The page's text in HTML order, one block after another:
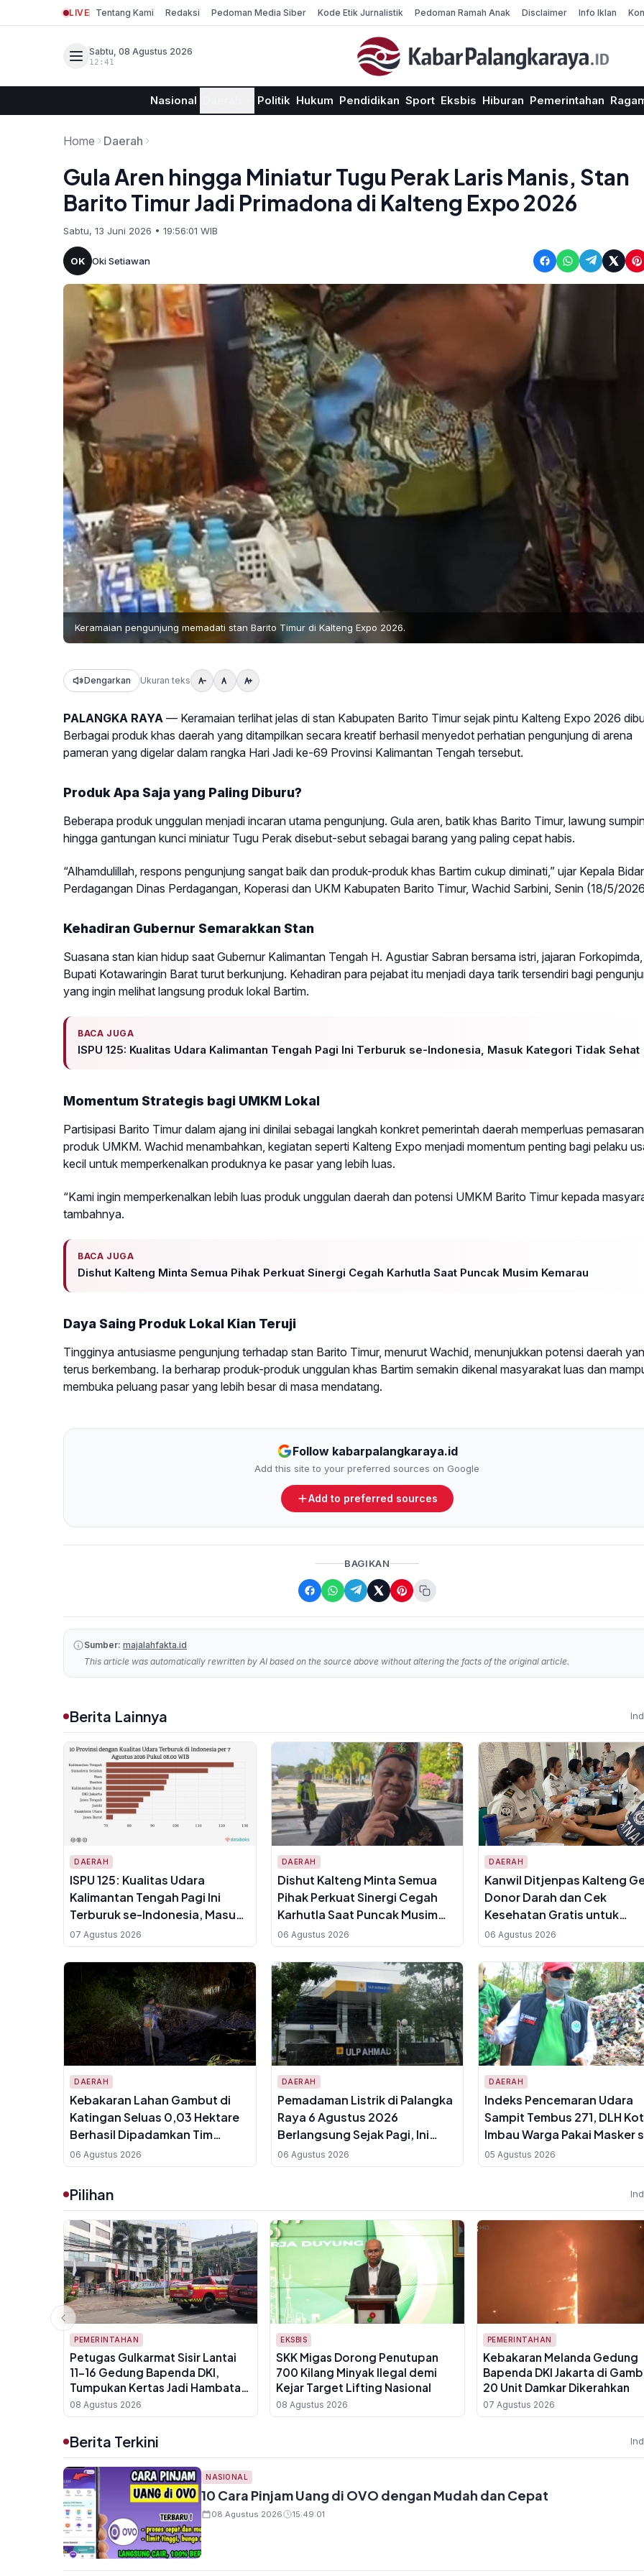
LIVE Tentang Kami Redaksi Pedoman Media Siber Kode Etik Jurnalistik Pedoman Ramah Anak Disclaimer Info Iklan
Sabtu, 08 Agustus 2026
12:41
Nasional Politik Hukum Pendidikan Sport Eksbis Hiburan Pemerintahan
Home Daerah
Gula Aren hingga Miniatur Tugu Perak Laris Manis, Stan
Barito Timur Jadi Primadona di Kalteng Expo 2026
Sabtu, 13 Juni 2026 • 19:56:01 WIB
OK Oki Setiawan
Keramaian pengunjung memadati stan Barito Timur di Kalteng Expo 2026.
Dengarkan Ukuran teks
PALANGKA RAYA — Keramaian terlihat jelas di stan Kabupaten Barito Timur sejak pintu Kalteng Expo 2026
Berbagai produk khas daerah yang ditampilkan secara kreatif berhasil menyedot perhatian pengunjung di arena
pameran yang digelar dalam rangka Hari Jadi ke-69 Provinsi Kalimantan Tengah tersebut.
Produk Apa Saja yang Paling Diburu?
Beberapa produk unggulan menjadi incaran utama pengunjung. Gula aren, batik khas Barito Timur, lawung
hingga gantungan kunci miniatur Tugu Perak disebut-sebut sebagai barang yang paling cepat habis.
“Alhamdulillah, respons pengunjung sangat baik dan produk-produk khas Bartim cukup diminati,” ujar Kepala
Perdagangan Dinas Perdagangan, Koperasi dan UKM Kabupaten Barito Timur, Wachid Sarbini, Senin (18/5/
Kehadiran Gubernur Semarakkan Stan
Suasana stan kian hidup saat Gubernur Kalimantan Tengah H. Agustiar Sabran bersama istri, jajaran
Bupati Kotawaringin Barat turut berkunjung. Kehadiran para pejabat itu menjadi daya tarik tersendiri bagi
yang ingin melihat langsung produk lokal Bartim.
BACA JUGA
ISPU 125: Kualitas Udara Kalimantan Tengah Pagi Ini Terburuk se-Indonesia, Masuk Kategori Tidak Sehat
Momentum Strategis bagi UMKM Lokal
Partisipasi Barito Timur dalam ajang ini dinilai sebagai langkah konkret pemerintah daerah memperluas pemasaran
produk UMKM. Wachid menambahkan, kegiatan seperti Kalteng Expo menjadi momentum penting bagi pelaku
kecil untuk memperkenalkan produknya ke pasar yang lebih luas.
“Kami ingin memperkenalkan lebih luas produk unggulan daerah dan potensi UMKM Barito Timur kepada
tambahnya.
BACA JUGA
Dishut Kalteng Minta Semua Pihak Perkuat Sinergi Cegah Karhutla Saat Puncak Musim Kemarau
Daya Saing Produk Lokal Kian Teruji
Tingginya antusiasme pengunjung terhadap stan Barito Timur, menurut Wachid, menunjukkan potensi daerah
terus berkembang. Ia berharap produk-produk unggulan khas Bartim semakin dikenal masyarakat luas dan
membuka peluang pasar yang lebih besar di masa mendatang.
Follow kabarpalangkaraya.id
Add this site to your preferred sources on Google
Add to preferred sources
BAGIKAN
Sumber: majalahfakta.id
This article was automatically rewritten by AI based on the source above without altering the facts of the original article.
Berita Lainnya
DAERAH
ISPU 125: Kualitas Udara
Kalimantan Tengah Pagi Ini
Terburuk se-Indonesia, Masuk
Kategori Tidak Sehat
07 Agustus 2026
DAERAH
Dishut Kalteng Minta Semua
Pihak Perkuat Sinergi Cegah
Karhutla Saat Puncak Musim
Kemarau
06 Agustus 2026
DAERAH
Kanwil Ditjenpas Kalteng
Donor Darah dan Cek
Kesehatan Gratis untuk
Pegawai, Targetkan 81
Darah
06 Agustus 2026
DAERAH
Kebakaran Lahan Gambut di
Katingan Seluas 0,03 Hektare
Berhasil Dipadamkan Tim
Gabungan Dalkarhutla Kalteng
06 Agustus 2026
DAERAH
Pemadaman Listrik di Palangka
Raya 6 Agustus 2026
Berlangsung Sejak Pagi, Ini
Daftar Wilayah Terdampak
06 Agustus 2026
DAERAH
Indeks Pencemaran Udara
Sampit Tembus 271, DLH
Imbau Warga Pakai Masker
Beraktivitas
05 Agustus 2026
Pilihan
PEMERINTAHAN
Petugas Gulkarmat Sisir Lantai
11-16 Gedung Bapenda DKI,
Tumpukan Kertas Jadi Hambatan
Pemadaman
08 Agustus 2026
EKSBIS
SKK Migas Dorong Penutupan
700 Kilang Minyak Ilegal demi
Kejar Target Lifting Nasional
08 Agustus 2026
PEMERINTAHAN
Kebakaran Melanda Gedung
Bapenda DKI Jakarta di
20 Unit Damkar Dikerahkan
07 Agustus 2026
Berita Terkini
NASIONAL
10 Cara Pinjam Uang di OVO dengan Mudah dan Cepat
08 Agustus 2026 15:49:01